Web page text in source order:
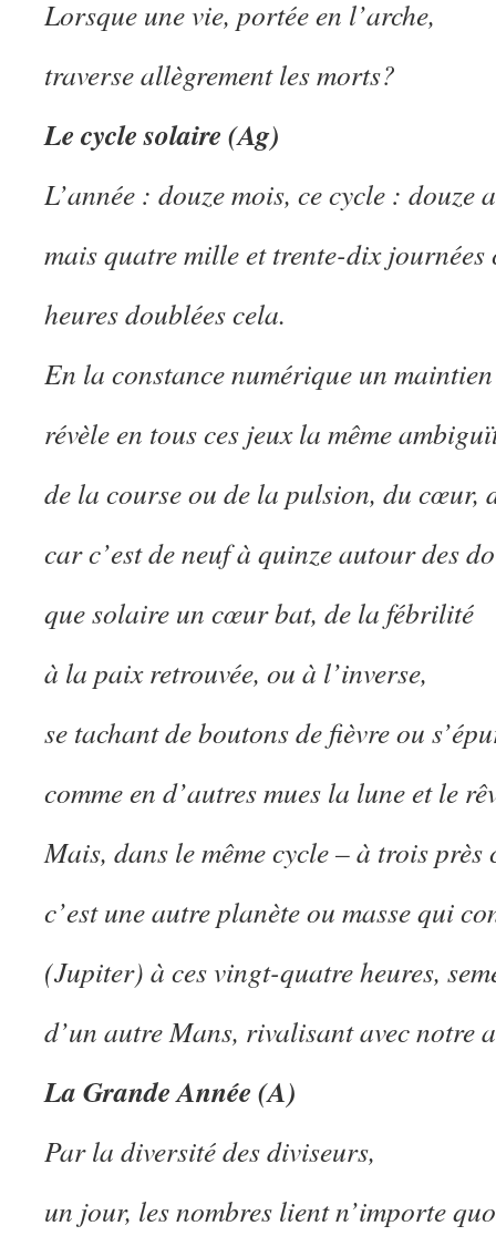
Lorsque une vie, portée en l’arche,
traverse allègrement les morts?
Le cycle solaire (Ag)
L’année : douze mois, ce cycle : douze
mais quatre mille et trente-dix journées
heures doublées cela.
En la constance numérique un
révèle en tous ces jeux la même
de la course ou de la pulsion, du cœur,
car c’est de neuf à quinze autour des
que solaire un cœur bat, de la fébrilité
à la paix retrouvée, ou à l’inverse,
se tachant de boutons de fièvre ou
comme en d’autres mues la lune et le
Mais, dans le même cycle – à trois près
c’est une autre planète ou masse qui
(Jupiter) à ces vingt-quatre heures,
d’un autre Mans, rivalisant avec notre
La Grande Année (A)
Par la diversité des diviseurs,
un jour, les nombres lient n’importe